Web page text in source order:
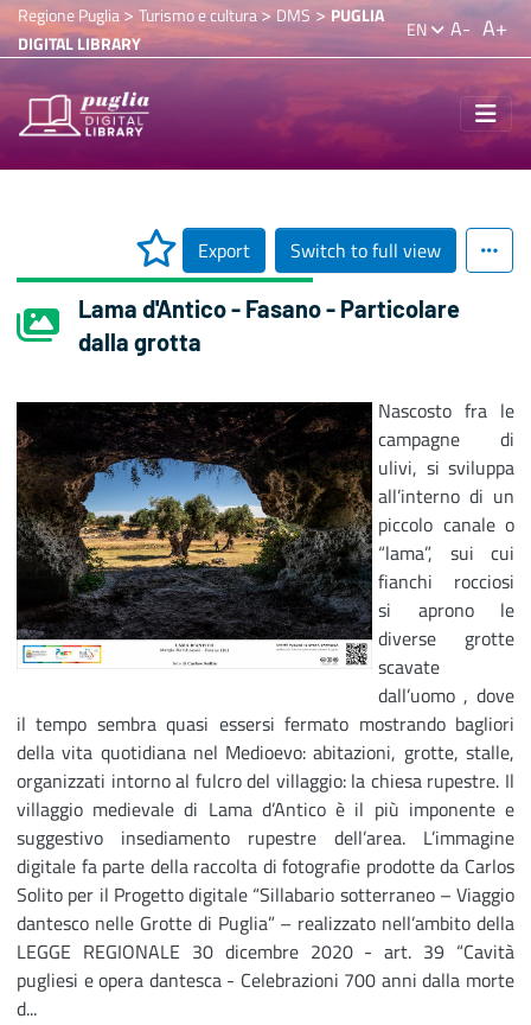
Regione Puglia> Turismo e cultura>DMS > PUGLIA
DIGITAL LIBRARY
EN A- A+
Export Switch to full view
Lama d'Antico - Fasano - Particolare
dalla grotta
Nascosto fra le
campagne di
ulivi, si sviluppa
all’interno di un
piccolo canale o
“lama”, sui cui
fianchi rocciosi
si aprono le
diverse grotte
scavate
dall’uomo , dove
il tempo sembra quasi essersi fermato mostrando bagliori
della vita quotidiana nel Medioevo: abitazioni, grotte, stalle,
organizzati intorno al fulcro del villaggio: la chiesa rupestre. Il
villaggio medievale di Lama d’Antico è il più imponente e
suggestivo insediamento rupestre dell’area. L’immagine
digitale fa parte della raccolta di fotografie prodotte da Carlos
Solito per il Progetto digitale “Sillabario sotterraneo – Viaggio
dantesco nelle Grotte di Puglia” – realizzato nell’ambito della
LEGGE REGIONALE 30 dicembre 2020 - art. 39 “Cavità
pugliesi e opera dantesca - Celebrazioni 700 anni dalla morte
d...